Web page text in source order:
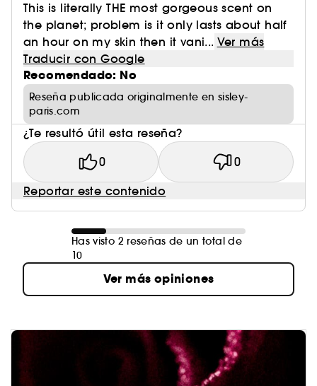
This is literally THE most gorgeous scent on
the planet; problem is it only lasts about half
an hour on my skin then it vani... Ver más
Traducir con Google
Recomendado: No
Reseña publicada originalmente en sisley-
paris.com
¿Te resultó útil esta reseña?
0 0
Reportar este contenido
Has visto 2 reseñas de un total de
10
Ver más opiniones